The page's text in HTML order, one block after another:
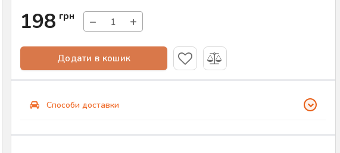
198 грн − +
Додати в кошик
Способи доставки